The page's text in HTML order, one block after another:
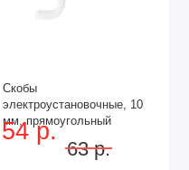
Скобы
электроустановочные, 10
мм, прямоугольный
профиль, 40 шт Сибртех
54 р.
63 р.